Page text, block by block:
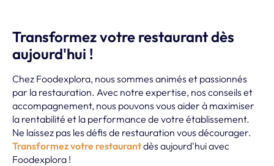
Transformez votre restaurant dès
aujourd'hui !
Chez Foodexplora, nous sommes animés et passionnés
par la restauration. Avec notre expertise, nos conseils et
accompagnement, nous pouvons vous aider à maximiser
la rentabilité et la performance de votre établissement.
Ne laissez pas les défis de restauration vous décourager.
Transformez votre restaurantdès aujourd'hui avec
Foodexplora !